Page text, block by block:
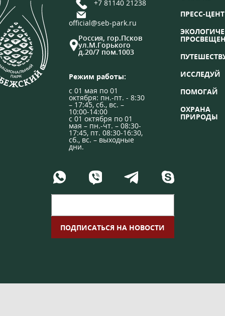
+7 81140 21238
official@seb-park.ru
Россия, гор.Псков
ул.М.Горького
д.20/7 пом.1003
Режим работы:
с 01 мая по 01
октября: пн.-пт. - 8:30
– 17:45, сб., вс. –
10:00-14:00
с 01 октября по 01
мая – пн.-чт. – 08:30-
17:45, пт. 08:30-16:30,
сб., вс. – выходные
дни.
ПРЕСС-
ИССЛЕДУЙ
ПОМОГАЙ
ОХРАНА
ПРИРОДЫ